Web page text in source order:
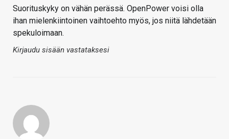
Suorituskyky on vähän perässä. OpenPower voisi olla
ihan mielenkiintoinen vaihtoehto myös, jos niitä lähdetään
spekuloimaan.
Kirjaudu sisään vastataksesi